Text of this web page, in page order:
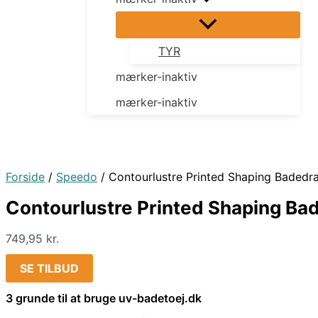
TYR
mærker-inaktiv
mærker-inaktiv
Forside / Speedo / Contourlustre Printed Shaping
Contourlustre Printed Shaping
749,95 kr.
SE TILBUD
3 grunde til at bruge uv-badetoej.dk